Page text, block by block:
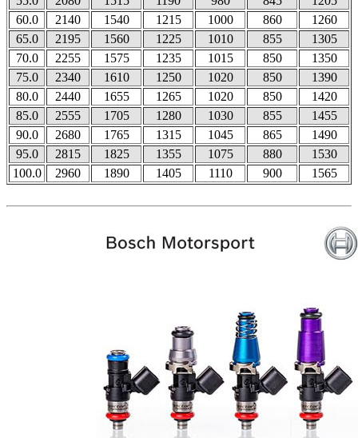
60.0
2140 1540 1215 1000 860
1260
65.0
2195 1560 1225 1010 855
1305
70.0
2255 1575 1235 1015 850
1350
75.0
2340 1610 1250 1020 850
1390
80.0
2440 1655 1265 1020 850
1420
85.0
2555 1705 1280 1030 855
1455
90.0
2680 1765 1315 1045 865
1490
95.0
2815 1825 1355 1075 880
1530
100.0
2960 1890 1405 1110 900 1565